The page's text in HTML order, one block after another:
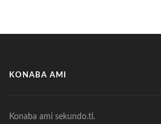
KONABA AMI
Konaba ami sekundo.tl.